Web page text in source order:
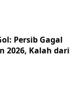
Persib Gagal
2026, Kalah dari